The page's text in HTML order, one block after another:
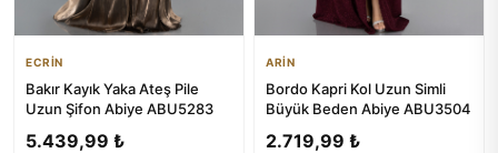
ECRİN
Bakır Kayık Yaka Ateş Pile
Uzun Şifon Abiye ABU5283
5.439,99 ₺
ARİN
Bordo Kapri Kol Uzun Simli
Büyük Beden Abiye ABU3504
2.719,99 ₺